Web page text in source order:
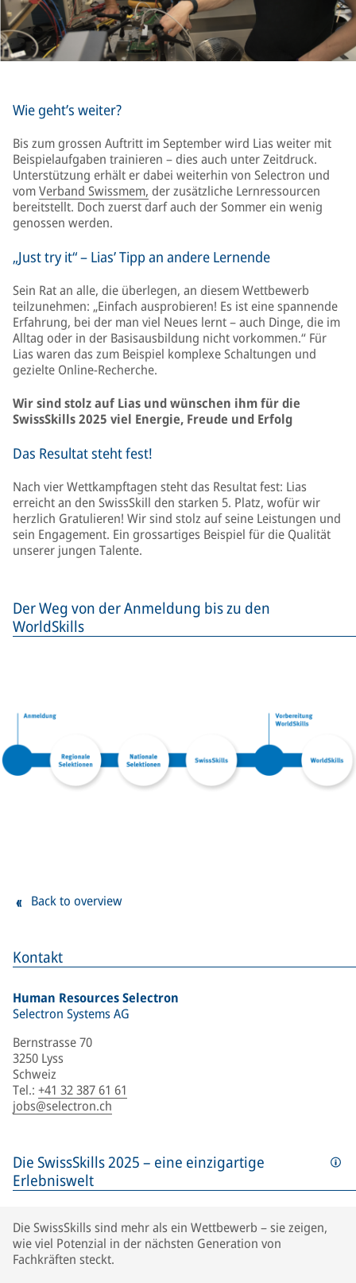
Kontakt
Human Resources Selectron
Selectron Systems AG
Bernstrasse 70
3250 Lyss
Schweiz
Tel.: +41 32 387 61 61
jobs@selectron.ch
Wie geht’s weiter?
Bis zum grossen Auftritt im September wird Lias weiter mit
Beispielaufgaben trainieren – dies auch unter Zeitdruck.
Unterstützung erhält er dabei weiterhin von Selectron und
vomVerband Swissmem, der zusätzliche Lernressourcen
bereitstellt. Doch zuerst darf auch der Sommer ein wenig
genossen werden.
„Just try it“ – Lias’ Tipp an andere Lernende
Sein Rat an alle, die überlegen, an diesem Wettbewerb
teilzunehmen: „Einfach ausprobieren! Es ist eine spannende
Erfahrung, bei der man viel Neues lernt – auch Dinge, die im
Alltag oder in der Basisausbildung nicht vorkommen.“ Für
Lias waren das zum Beispiel komplexe Schaltungen und
gezielte Online-Recherche.
Wir sind stolz auf Lias und wünschen ihm für die
SwissSkills 2025 viel Energie, Freude und Erfolg
Das Resultat steht fest!
Nach vier Wettkampftagen steht das Resultat fest: Lias
erreicht an den SwissSkill den starken 5. Platz, wofür wir
herzlich Gratulieren! Wir sind stolz auf seine Leistungen und
sein Engagement. Ein grossartiges Beispiel für die Qualität
unserer jungen Talente.
Der Weg von der Anmeldung bis zu den
WorldSkills
Die SwissSkills 2025 – eine einzigartige
Erlebniswelt
Die SwissSkills sind mehr als ein Wettbewerb – sie zeigen,
wie viel Potenzial in der nächsten Generation von
Fachkräften steckt.
Back to overview